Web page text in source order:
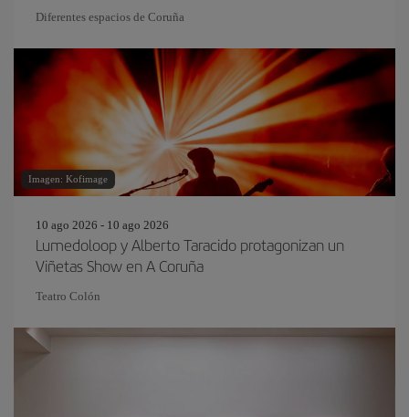
Diferentes espacios de Coruña
Imagen: Kofimage
10 ago 2026 - 10 ago 2026
Lumedoloop y Alberto Taracido protagonizan un
Viñetas Show en A Coruña
Teatro Colón